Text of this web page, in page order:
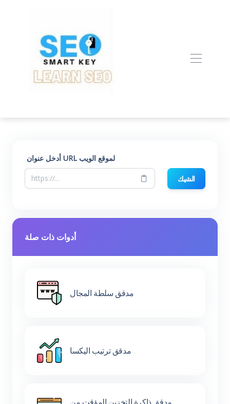
أدخل عنوان URL لموقع الويب
الشيك
أدوات ذات صلة
مدقق سلطة المجال
مدقق ترتيب اليكسا